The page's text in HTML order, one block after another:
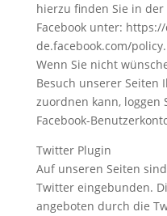
hierzu finden Sie in
Facebook unter:
de.facebook.com/
Wenn Sie nicht
Besuch unserer Seiten
zuordnen kann, loggen
Facebook-
Twitter Plugin
Auf unseren Seiten
Twitter eingebunden.
angeboten durch die